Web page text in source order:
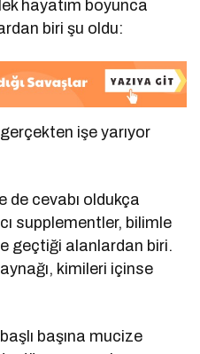
hayatım boyunca
biri şu oldu:
işe yarıyor
de cevabı oldukça
supplementler, bilimle
geçtiği alanlardan biri.
kimileri içinse
başına mucize